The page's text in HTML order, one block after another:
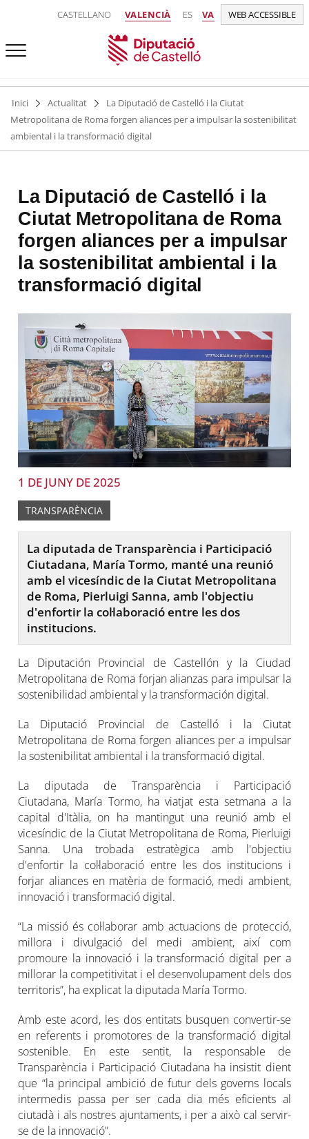
CASTELLANO VALENCIÀ ES VA WEB ACCESSIBLE
Inici Actualitat
La Diputació de Castelló i la Ciutat
Metropolitana de Roma forgen aliances per a impulsar la sostenibilitat
ambiental i la transformació digital
La Diputació de Castelló i la
Ciutat Metropolitana de Roma
forgen aliances per a impulsar
la sostenibilitat ambiental i la
transformació digital
1 DE JUNY DE 2025
TRANSPARÈNCIA
La diputada de Transparència i Participació
Ciutadana, María Tormo, manté una reunió
amb el vicesíndic de la Ciutat Metropolitana
de Roma, Pierluigi Sanna, amb l'objectiu
d'enfortir la col·laboració entre les dos
institucions.
La Diputación Provincial de Castellón y la Ciudad
Metropolitana de Roma forjan alianzas para impulsar la
sostenibilidad ambiental y la transformación digital.
La Diputació Provincial de Castelló i la Ciutat
Metropolitana de Roma forgen aliances per a impulsar
la sostenibilitat ambiental i la transformació digital.
La diputada de Transparència i Participació
Ciutadana, María Tormo, ha viatjat esta setmana a la
capital d'Itàlia, on ha mantingut una reunió amb el
vicesíndic de la Ciutat Metropolitana de Roma, Pierluigi
Sanna. Una trobada estratègica amb l'objectiu
d'enfortir la col·laboració entre les dos institucions i
forjar aliances en matèria de formació, medi ambient,
innovació i transformació digital.
“La missió és col·laborar amb actuacions de protecció,
millora i divulgació del medi ambient, així com
promoure la innovació i la transformació digital per a
millorar la competitivitat i el desenvolupament dels dos
territoris”, ha explicat la diputada María Tormo.
Amb este acord, les dos entitats busquen convertir-se
en referents i promotores de la transformació digital
sostenible. En este sentit, la responsable de
Transparència i Participació Ciutadana ha insistit dient
que “la principal ambició de futur dels governs locals
intermedis passa per ser cada dia més eficients al
ciutadà i als nostres ajuntaments, i per a això cal servir-
se de la innovació”.